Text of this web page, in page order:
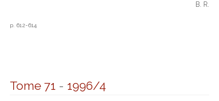
B. R.
p. 612-614
Tome 71 - 1996/4